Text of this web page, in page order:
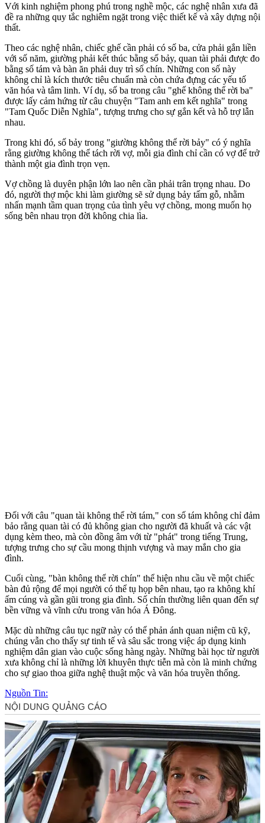
Với kinh nghiệm phong phú trong nghề mộc, các nghệ nhân xưa đã
đề ra những quy tắc nghiêm ngặt trong việc thiết kế và xây dựng nội
thất.
Theo các nghệ nhân, chiếc ghế cần phải có số ba, cửa phải gắn liền
với số năm, giường phải kết thúc bằng số bảy, quan tài phải được đo
bằng số tám và bàn ăn phải duy trì số chín. Những con số này
không chỉ là kích thước tiêu chuẩn mà còn chứa đựng các yếu tố
văn hóa và tâm linh. Ví dụ, số ba trong câu "ghế không thể rời ba"
được lấy cảm hứng từ câu chuyện "Tam anh em kết nghĩa" trong
"Tam Quốc Diễn Nghĩa", tượng trưng cho sự gắn kết và hỗ trợ lẫn
nhau.
Trong khi đó, số bảy trong "giường không thể rời bảy" có ý nghĩa
rằng giường không thể tách rời vợ, mỗi gia đình chỉ cần có vợ để trở
thành một gia đình trọn vẹn.
Vợ chồng là duyên phận lớn lao nên cần phải trân trọng nhau. Do
đó, người thợ mộc khi làm giường sẽ sử dụng bảy tấm gỗ, nhằm
nhấn mạnh tầm quan trọng của tình yêu vợ chồng, mong muốn họ
sống bên nhau trọn đời không chia lìa.
Đối với câu "quan tài không thể rời tám," con số tám không chỉ đảm
bảo rằng quan tài có đủ không gian cho người đã khuất và các vật
dụng kèm theo, mà còn đồng âm với từ "phát" trong tiếng Trung,
tượng trưng cho sự cầu mong thịnh vượng và may mắn cho gia
đình.
Cuối cùng, "bàn không thể rời chín" thể hiện nhu cầu về một chiếc
bàn đủ rộng để mọi người có thể tụ họp bên nhau, tạo ra không khí
ấm cúng và gần gũi trong gia đình. Số chín thường liên quan đến sự
bền vững và vĩnh cửu trong văn hóa Á Đông.
Mặc dù những câu tục ngữ này có thể phản ánh quan niệm cũ kỹ,
chúng vẫn cho thấy sự tinh tế và sâu sắc trong việc áp dụng kinh
nghiệm dân gian vào cuộc sống hàng ngày. Những bài học từ người
xưa không chỉ là những lời khuyên thực tiễn mà còn là minh chứng
cho sự giao thoa giữa nghệ thuật mộc và văn hóa truyền thống.
Nguồn Tin: